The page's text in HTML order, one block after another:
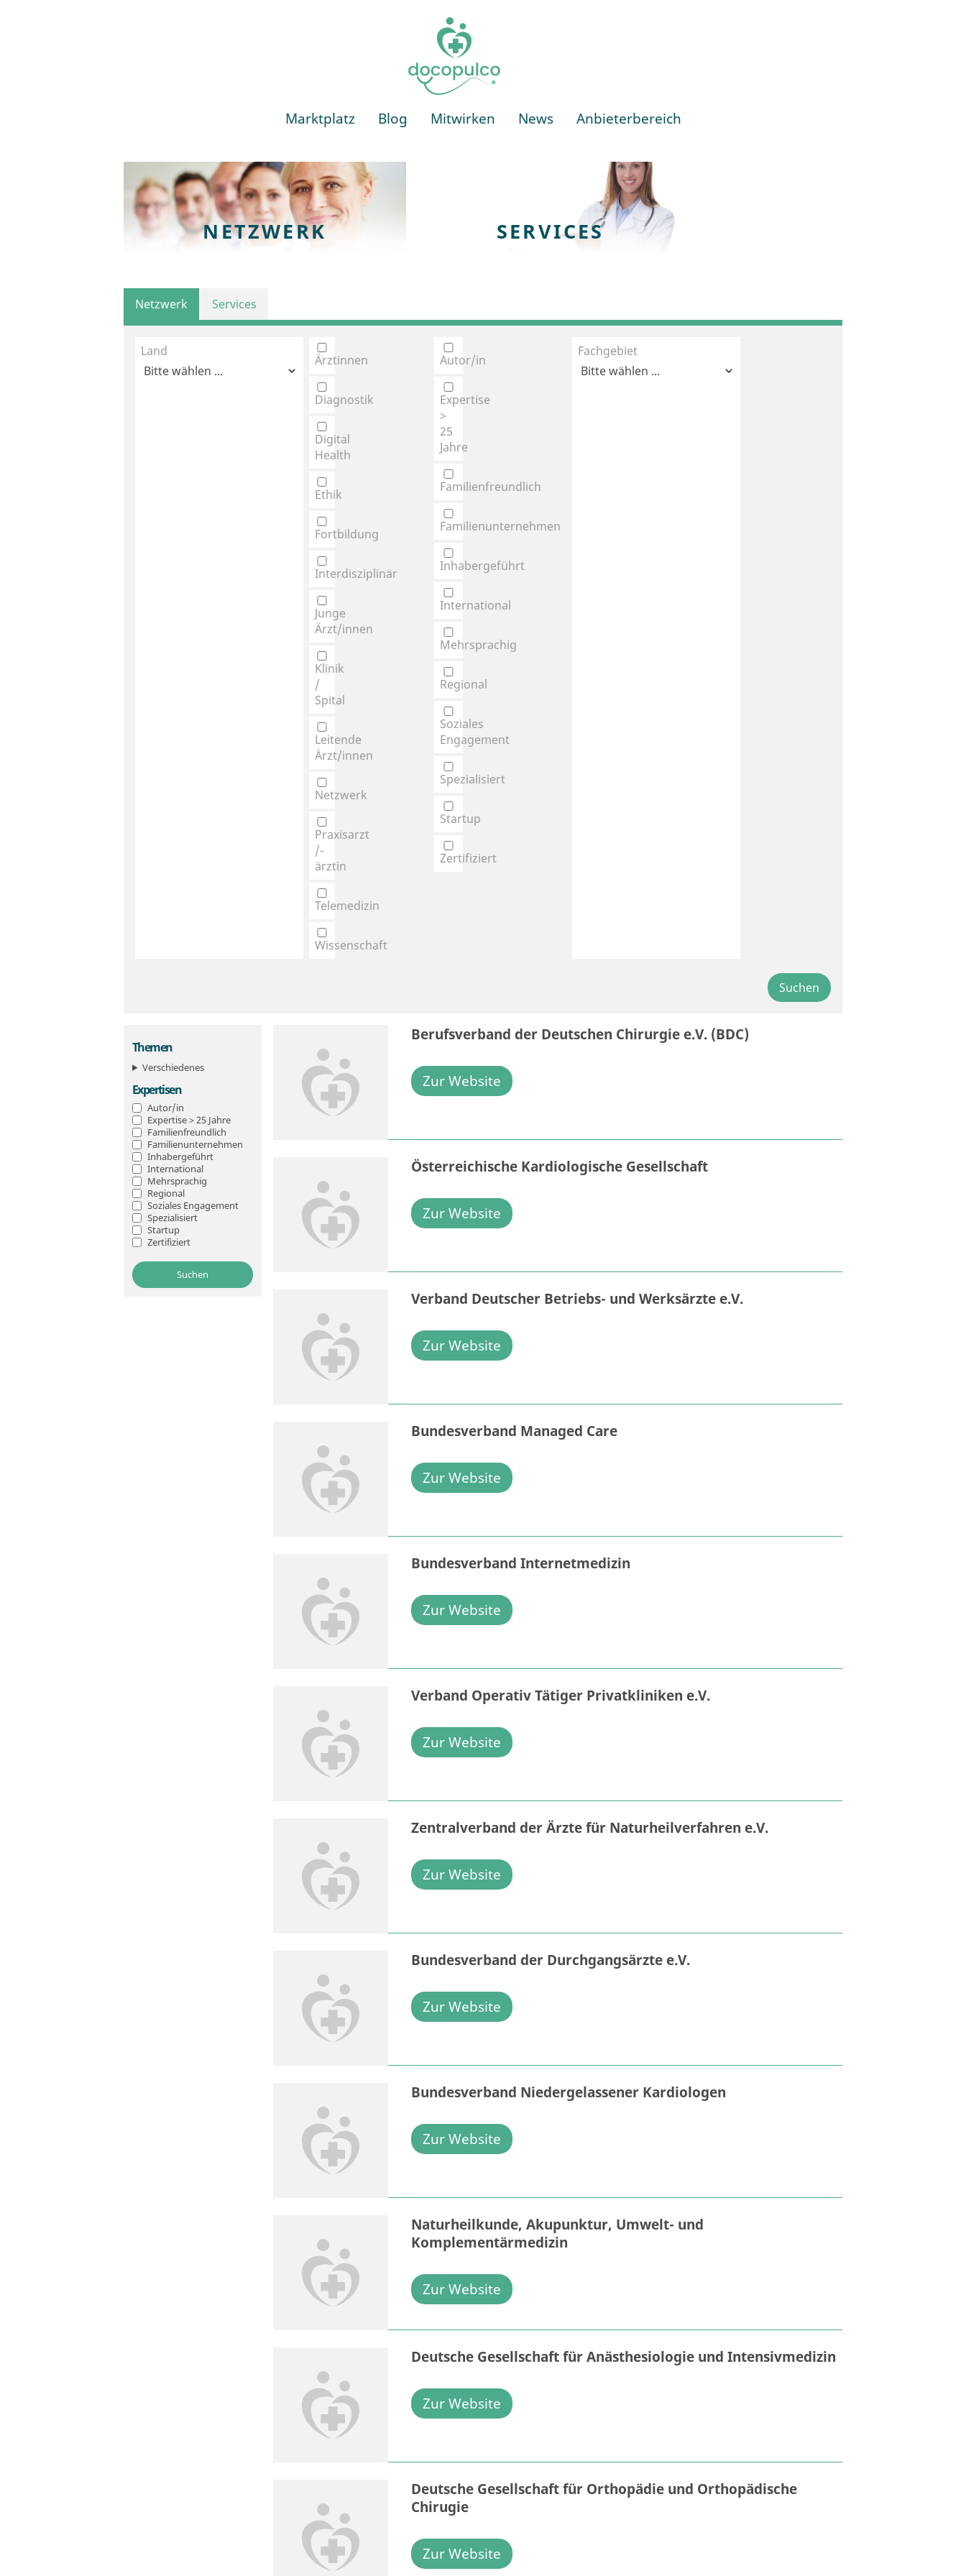
Marktplatz Blog Mitwirken News Anbieterbereich
NETZWERK SERVICES
Netzwerk Services
Land
Ärztinnen
Diagnostik
Digital
Health
Ethik
Fortbildung
Interdisziplinär
Junge
Ärzt/innen
Klinik
/
Spital
Leitende
Ärzt/innen
Netzwerk
Praxisarzt
/-
ärztin
Telemedizin
Wissenschaft
Autor/in
Expertise
>
25
Jahre
Familienfreundlich
Familienunternehmen
Inhabergeführt
International
Mehrsprachig
Regional
Soziales
Engagement
Spezialisiert
Startup
Zertifiziert
Fachgebiet
Suchen
Themen
Verschiedenes
Expertisen
Autor/in
Expertise > 25 Jahre
Familienfreundlich
Familienunternehmen
Inhabergeführt
International
Mehrsprachig
Regional
Soziales Engagement
Spezialisiert
Startup
Zertifiziert
Suchen
Berufsverband der Deutschen Chirurgie e.V. (BDC)
Zur Website
Österreichische Kardiologische Gesellschaft
Zur Website
Verband Deutscher Betriebs- und Werksärzte e.V.
Zur Website
Bundesverband Managed Care
Zur Website
Bundesverband Internetmedizin
Zur Website
Verband Operativ Tätiger Privatkliniken e.V.
Zur Website
Zentralverband der Ärzte für Naturheilverfahren e.V.
Zur Website
Bundesverband der Durchgangsärzte e.V.
Zur Website
Bundesverband Niedergelassener Kardiologen
Zur Website
Naturheilkunde, Akupunktur, Umwelt- und
Komplementärmedizin
Zur Website
Deutsche Gesellschaft für Anästhesiologie und Intensivmedizin
Zur Website
Deutsche Gesellschaft für Orthopädie und Orthopädische
Chirugie
Zur Website